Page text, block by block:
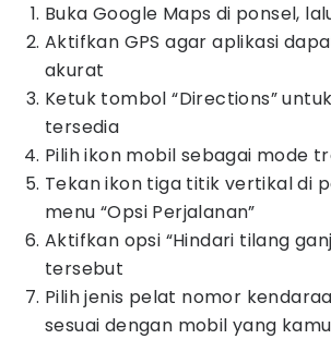
Buka Google Maps di ponsel,
Aktifkan GPS agar aplikasi
akurat
Ketuk tombol “Directions”
tersedia
Pilih ikon mobil sebagai mode
Tekan ikon tiga titik vertikal di
menu “Opsi Perjalanan”
Aktifkan opsi “Hindari tilang
tersebut
Pilih jenis pelat nomor
sesuai dengan mobil yang